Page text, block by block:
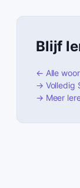
Blijf
← Alle
→ Volledig
→ Meer